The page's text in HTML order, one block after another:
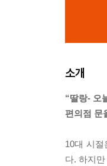
소개
“딸랑- 오
편의점 문
10대 시
다. 하지